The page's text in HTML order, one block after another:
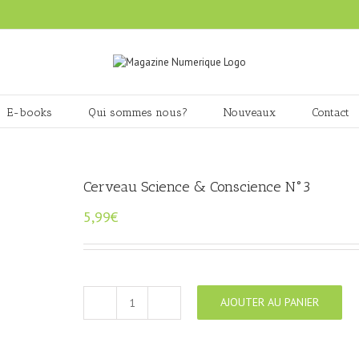
E-books Qui sommes nous? Nouveaux Contact
Cerveau Science & Conscience N°3
5,99€
quantité
AJOUTER AU PANIER